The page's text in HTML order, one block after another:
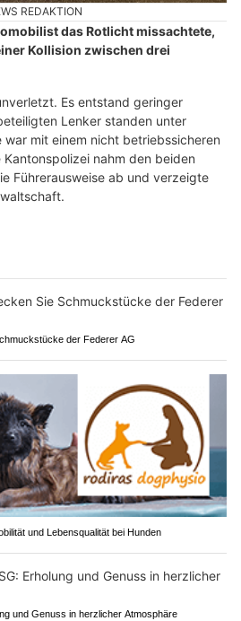
REDAKTION
das Rotlicht missachtete,
Kollision zwischen drei
Es entstand geringer
Lenker standen unter
mit einem nicht betriebssicheren
nahm den beiden
Führerausweise ab und verzeigte
der Federer AG
und Lebensqualität bei Hunden
und Genuss in herzlicher Atmosphäre